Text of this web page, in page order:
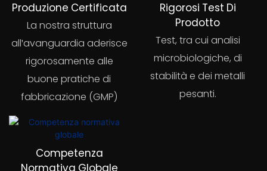
Produzione Certificata
La nostra struttura
all'avanguardia aderisce
rigorosamente alle
buone pratiche di
fabbricazione (GMP)
Rigorosi Test Di
Prodotto
Test, tra cui analisi
microbiologiche, di
stabilità e dei metalli
pesanti.
Competenza
Normativa Globale